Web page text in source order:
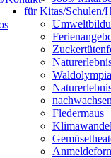
für Kitas/Schulen/
Fledermaus